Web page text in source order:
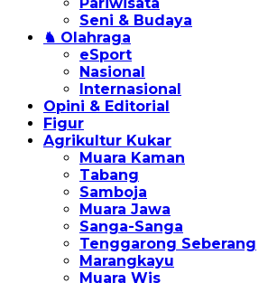
Seni & Budaya
♞ Olahraga
eSport
Nasional
Internasional
Opini & Editorial
Figur
Agrikultur Kukar
Muara Kaman
Tabang
Samboja
Muara Jawa
Sanga-Sanga
Tenggarong Seberang
Marangkayu
Muara Wis